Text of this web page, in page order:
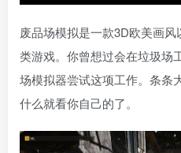
废品场模拟是一款3D欧美画
类游戏。你曾想过会在垃圾场
场模拟器尝试这项工作。条条
什么就看你自己的了。